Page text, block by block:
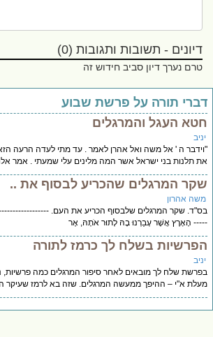
דיונים - תשובות ותגובות (0)
טרם נערך דיון סביב חידוש זה
תורה על פרשת שבוע
העגל והמרגלים
ה ' אל משה ואל אהרן לאמר . עד מתי לעדה הרעה הזאת
תלנות בני ישראל אשר המה מלינים עלי שמעתי . אמר אלהם
המרגלים שהכריע לבסוף את ..
אהרון
שקר המרגלים שלבסוף הכריע את העם.
הָאָרֶץ אֲשֶׁר עָבַרְנוּ בָהּ לָתוּר אֹתָהּ, אֶר
בשלח לך כרמז לתורה
שלח לך מובאים לאחר סיפור המרגלים כמה פרשיות,
א"י – ההיפך ממעשה המרגלים. שזה בא לרמז שעיקר